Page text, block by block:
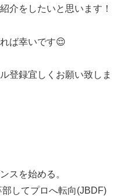
介をしたいと思います！
ば幸いです😌
登録宜しくお願い致しま
スを始める。
してプロへ転向(JBDF)